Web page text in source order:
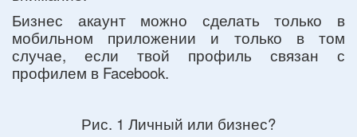
Бизнес акаунт можно сделать только в
мобильном приложении и только в том
случае, если твой профиль связан с
профилем в Facebook.
Рис. 1 Личный или бизнес?